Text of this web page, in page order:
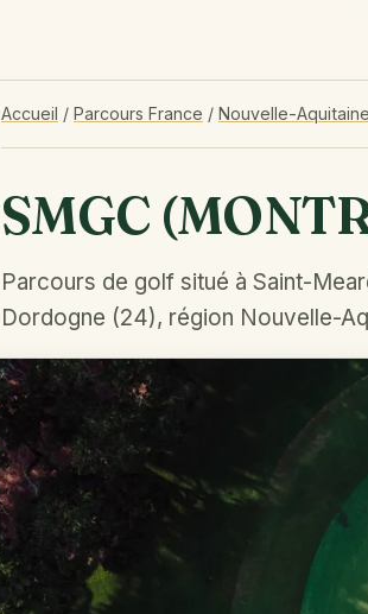
Accueil / Parcours France / Nouvelle-Aquitaine
SMGC
Parcours de golf situé à Saint-
Dordogne (24), région Nouvelle-